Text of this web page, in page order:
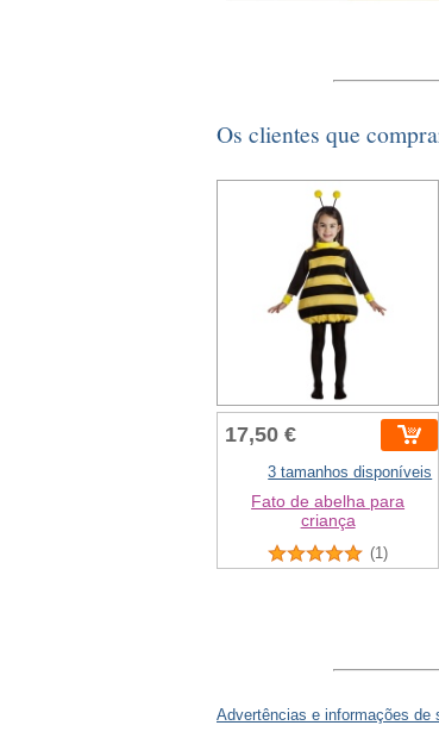
Os clientes que
17,50 €
3 tamanhos disponíveis
Fato de abelha para
criança
(1)
Advertências e informações de